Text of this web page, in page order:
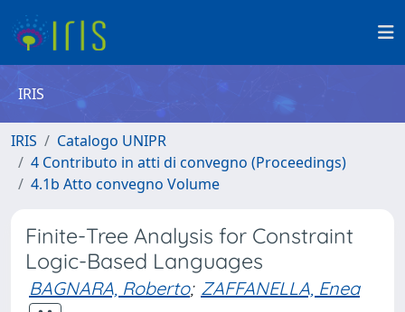
IRIS
IRIS
Catalogo UNIPR
4 Contributo in atti di convegno (Proceedings)
4.1b Atto convegno Volume
Finite-Tree Analysis for Constraint
Logic-Based Languages
BAGNARA, Roberto; ZAFFANELLA, Enea